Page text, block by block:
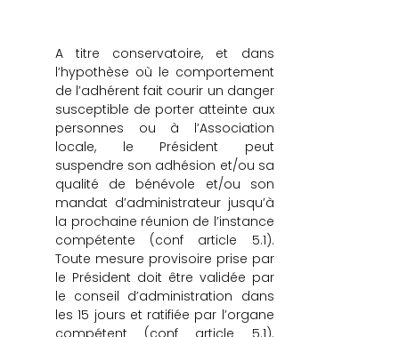
A titre conservatoire, et dans
l’hypothèse où le comportement
de l’adhérent fait courir un danger
susceptible de porter atteinte aux
personnes ou à l’Association
locale, le Président peut
suspendre son adhésion et/ou sa
qualité de bénévole et/ou son
mandat d’administrateur jusqu’à
la prochaine réunion de l’instance
compétente (conf article 5.1).
Toute mesure provisoire prise par
le Président doit être validée par
le conseil d’administration dans
les 15 jours et ratifiée par l’organe